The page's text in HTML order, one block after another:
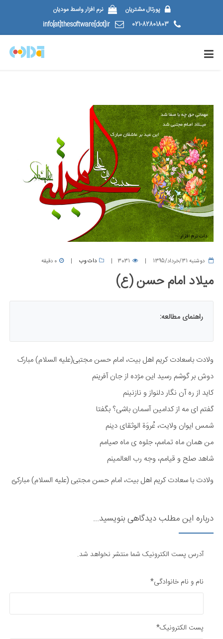
پورتال مشتریان
نرم افزار واسط مودیان
021-82801803
info[at]thesoftware[dot]ir
دوشنبه 31/خرداد/1395 3031 دات وب 0 دقیقه
میلاد امام حسن (ع)
راهنمای مطالعه:
ولادت باسعادت کریم اهل بیت، امام حسن مجتبی(علیه السلام) مبارک
دوش بر گوشم رسید این مژده از جان آفرینم
کاید از ره آن نگار دلنواز و نازنینم
گفتم ای مه از کدامین آسمان باشی؟ بگفتا
شمس ایوان ولایت، عُروَة الوثقای دینم
من همان ماه تمامم، جلوه ی ماه صیامم
شاهد صلح و قیامم، وجه رب العالمینم
ولادت با سعادت کریم اهل بیت، امام حسن مجتبی (علیه السلام) مبارکئ​
درباره این مطلب دیدگاهی بنویسید...
آدرس پست الکترونیک شما منتشر نخواهد شد.
نام و نام خانوادگی*
پست الکترونیک*